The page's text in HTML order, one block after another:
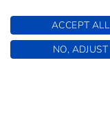
ACCEPT ALL
NO, ADJUST